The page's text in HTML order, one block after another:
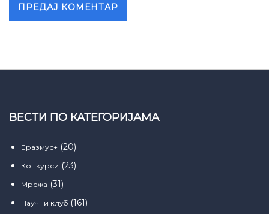
ВЕСТИ ПО КАТЕГОРИЈАМА
Еразмус+ (20)
Конкурси (23)
Мрежа (31)
Научни клуб (161)